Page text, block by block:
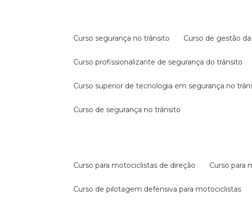
curso segurança no trânsito curso de gestão
curso profissionalizante de segurança do trânsito
curso superior de tecnologia em segurança no
curso de segurança no trânsito
curso para motociclistas de direção curso
curso de pilotagem defensiva para motociclistas